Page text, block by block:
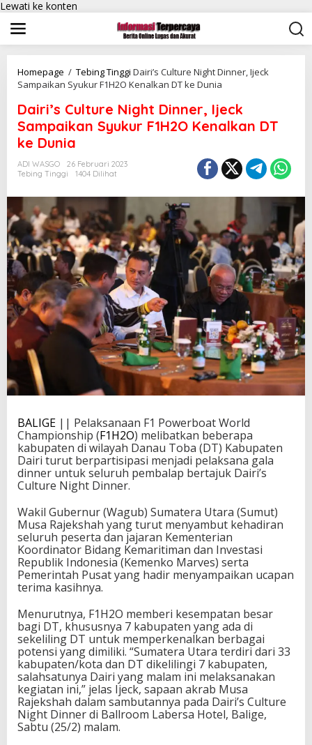
Lewati ke konten
Homepage / Tebing Tinggi Dairi’s Culture Night Dinner, Ijeck
Sampaikan Syukur F1H2O Kenalkan DT ke Dunia
Dairi’s Culture Night Dinner, Ijeck
Sampaikan Syukur F1H2O Kenalkan DT
ke Dunia
ADI WASGO
26 Februari 2023
Tebing Tinggi
1404 Dilihat
BALIGE || Pelaksanaan F1 Powerboat World
Championship (F1H2O) melibatkan beberapa
kabupaten di wilayah Danau Toba (DT) Kabupaten
Dairi turut berpartisipasi menjadi pelaksana gala
dinner untuk seluruh pembalap bertajuk Dairi’s
Culture Night Dinner.
Wakil Gubernur (Wagub) Sumatera Utara (Sumut)
Musa Rajekshah yang turut menyambut kehadiran
seluruh peserta dan jajaran Kementerian
Koordinator Bidang Kemaritiman dan Investasi
Republik Indonesia (Kemenko Marves) serta
Pemerintah Pusat yang hadir menyampaikan ucapan
terima kasihnya.
Menurutnya, F1H2O memberi kesempatan besar
bagi DT, khususnya 7 kabupaten yang ada di
sekeliling DT untuk memperkenalkan berbagai
potensi yang dimiliki. “Sumatera Utara terdiri dari 33
kabupaten/kota dan DT dikelilingi 7 kabupaten,
salahsatunya Dairi yang malam ini melaksanakan
kegiatan ini,” jelas Ijeck, sapaan akrab Musa
Rajekshah dalam sambutannya pada Dairi’s Culture
Night Dinner di Ballroom Labersa Hotel, Balige,
Sabtu (25/2) malam.